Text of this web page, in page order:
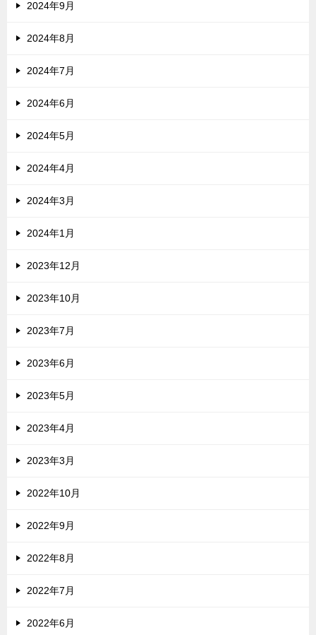
2024年9月
2024年8月
2024年7月
2024年6月
2024年5月
2024年4月
2024年3月
2024年1月
2023年12月
2023年10月
2023年7月
2023年6月
2023年5月
2023年4月
2023年3月
2022年10月
2022年9月
2022年8月
2022年7月
2022年6月